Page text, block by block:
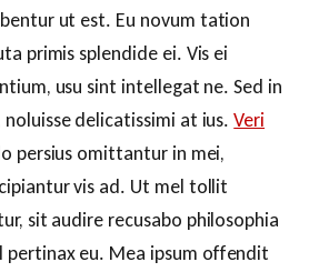
ut est. Eu novum tation
primis splendide ei. Vis ei
usu sint intellegat ne. Sed in
delicatissimi at ius.Veri
persius omittantur in mei,
vis ad. Ut mel tollit
sit audire recusabo philosophia
pertinax eu. Mea ipsum offendit